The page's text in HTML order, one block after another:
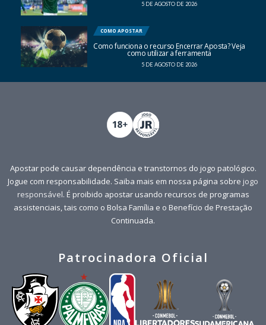
5 DE AGOSTO DE 2026
COMO APOSTAR
Como funciona o recurso Encerrar Aposta? Veja
como utilizar a ferramenta
5 DE AGOSTO DE 2026
Apostar pode causar dependência e transtornos do jogo patológico.
Jogue com responsabilidade. Saiba mais em nossa página sobre jogo
responsável. É proibido apostar usando recursos de programas
assistenciais, tais como o Bolsa Família e o Benefício de Prestação
Continuada.
Patrocinadora Oficial